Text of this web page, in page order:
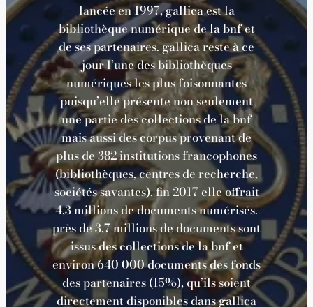
lancée en 1997, gallica est la
bibliothèque numérique de la bnf et
de ses partenaires. gallica reste à ce
jour l’une des bibliothèques
numériques les plus foisonnantes
puisqu’elle présente non seulement
une partie des collections de la bnf
mais aussi des corpus provenant de
plus de 382 institutions francophones
(bibliothèques, centres de recherche,
sociétés savantes). fin 2017 elle offrait
4,3 millions de documents numérisés.
près de 3,7 millions de documents sont
issus des collections de la bnf et
environ 640 000 documents des fonds
des partenaires (15%), qu’ils soient
directement disponibles dans gallica